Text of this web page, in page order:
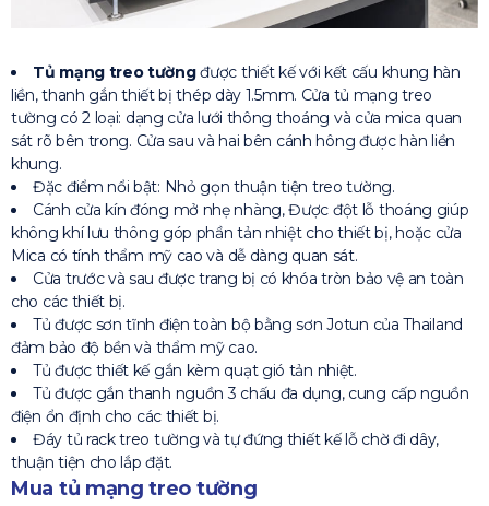
Tủ mạng treo tườngđược thiết kế với kết cấu khung hàn
liền, thanh gắn thiết bị thép dày 1.5mm. Cửa tủ mạng treo
tường có 2 loại: dạng cửa lưới thông thoáng và cửa mica quan
sát rõ bên trong. Cửa sau và hai bên cánh hông được hàn liền
khung.
Đặc điểm nổi bật: Nhỏ gọn thuận tiện treo tường.
Cánh cửa kín đóng mở nhẹ nhàng, Được đột lỗ thoáng giúp
không khí lưu thông góp phần tản nhiệt cho thiết bị, hoặc cửa
Mica có tính thẩm mỹ cao và dễ dàng quan sát.
Cửa trước và sau được trang bị có khóa tròn bảo vệ an toàn
cho các thiết bị.
Tủ được sơn tĩnh điện toàn bộ bằng sơn Jotun của Thailand
đảm bảo độ bền và thẩm mỹ cao.
Tủ được thiết kế gắn kèm quạt gió tản nhiệt.
Tủ được gắn thanh nguồn 3 chấu đa dụng, cung cấp nguồn
điện ổn định cho các thiết bị.
Đáy tủ rack treo tường và tự đứng thiết kế lỗ chờ đi dây,
thuận tiện cho lắp đặt.
Mua tủ mạng treo tường